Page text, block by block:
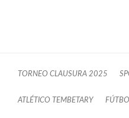
TORNEO CLAUSURA 2025
ATLÉTICO TEMBETARY